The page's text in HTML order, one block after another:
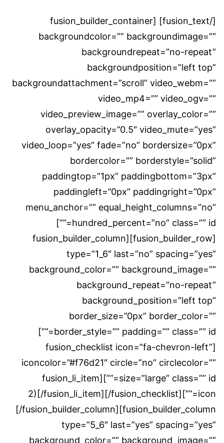
[/fusion_text] [fusion_builder_container
backgroundcolor=”” backgroundimage=””
backgroundrepeat=”no-repeat”
backgroundposition=”left top”
backgroundattachment=”scroll” video_webm=””
video_mp4=”” video_ogv=””
video_preview_image=”” overlay_color=””
overlay_opacity=”0.5″ video_mute=”yes”
video_loop=”yes” fade=”no” bordersize=”0px”
bordercolor=”” borderstyle=”solid”
paddingtop=”1px” paddingbottom=”3px”
paddingleft=”0px” paddingright=”0px”
menu_anchor=”” equal_height_columns=”no”
hundred_percent=”no” class=”” id=””]
[fusion_builder_row][fusion_builder_column
type=”1_6″ last=”no” spacing=”yes”
background_color=”” background_image=””
background_repeat=”no-repeat”
background_position=”left top”
border_size=”0px” border_color=””
border_style=”” padding=”” class=”” id=””]
[fusion_checklist icon=”fa-chevron-left”
iconcolor=”#f76d21″ circle=”no” circlecolor=””
size=”large” class=”” id=””][fusion_li_item
icon=””]2)[/fusion_li_item][/fusion_checklist]
[/fusion_builder_column][fusion_builder_column
type=”5_6″ last=”yes” spacing=”yes”
background_color=”” background_image=””